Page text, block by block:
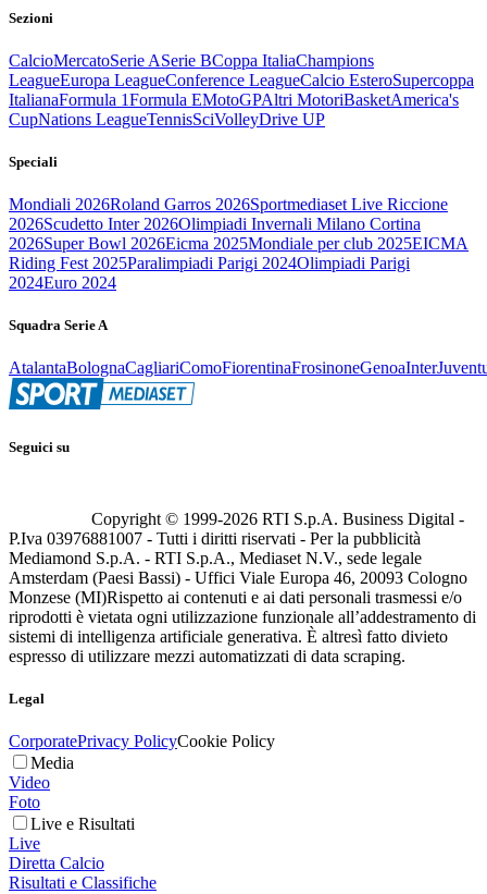
Sezioni
CalcioMercatoSerie ASerie BCoppa ItaliaChampions
LeagueEuropa LeagueConference LeagueCalcio EsteroSupercoppa
ItalianaFormula 1Formula EMotoGPAltri MotoriBasketAmerica's
CupNations LeagueTennisSciVolleyDrive UP
Speciali
Mondiali 2026Roland Garros 2026Sportmediaset Live Riccione
2026Scudetto Inter 2026Olimpiadi Invernali Milano Cortina
2026Super Bowl 2026Eicma 2025Mondiale per club 2025EICMA
Riding Fest 2025Paralimpiadi Parigi 2024Olimpiadi Parigi
2024Euro 2024
Squadra Serie A
AtalantaBolognaCagliariComoFiorentinaFrosinoneGenoaInter
Seguici su
Copyright © 1999-2026 RTI S.p.A. Business Digital -
P.Iva 03976881007 - Tutti i diritti riservati - Per la pubblicità
Mediamond S.p.A. - RTI S.p.A., Mediaset N.V., sede legale
Amsterdam (Paesi Bassi) - Uffici Viale Europa 46, 20093 Cologno
Monzese (MI)Rispetto ai contenuti e ai dati personali trasmessi e/o
riprodotti è vietata ogni utilizzazione funzionale all’addestramento di
sistemi di intelligenza artificiale generativa. È altresì fatto divieto
espresso di utilizzare mezzi automatizzati di data scraping.
Legal
CorporatePrivacy PolicyCookie Policy
Media
Video
Foto
Live e Risultati
Live
Diretta Calcio
Risultati e Classifiche